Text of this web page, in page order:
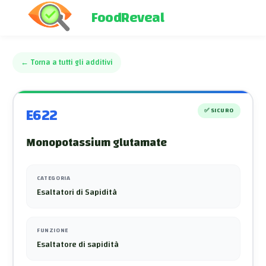
FoodReveal
← Torna a tutti gli additivi
E622 ✅SICURO
Monopotassium glutamate
CATEGORIA
Esaltatori di Sapidità
FUNZIONE
Esaltatore di sapidità